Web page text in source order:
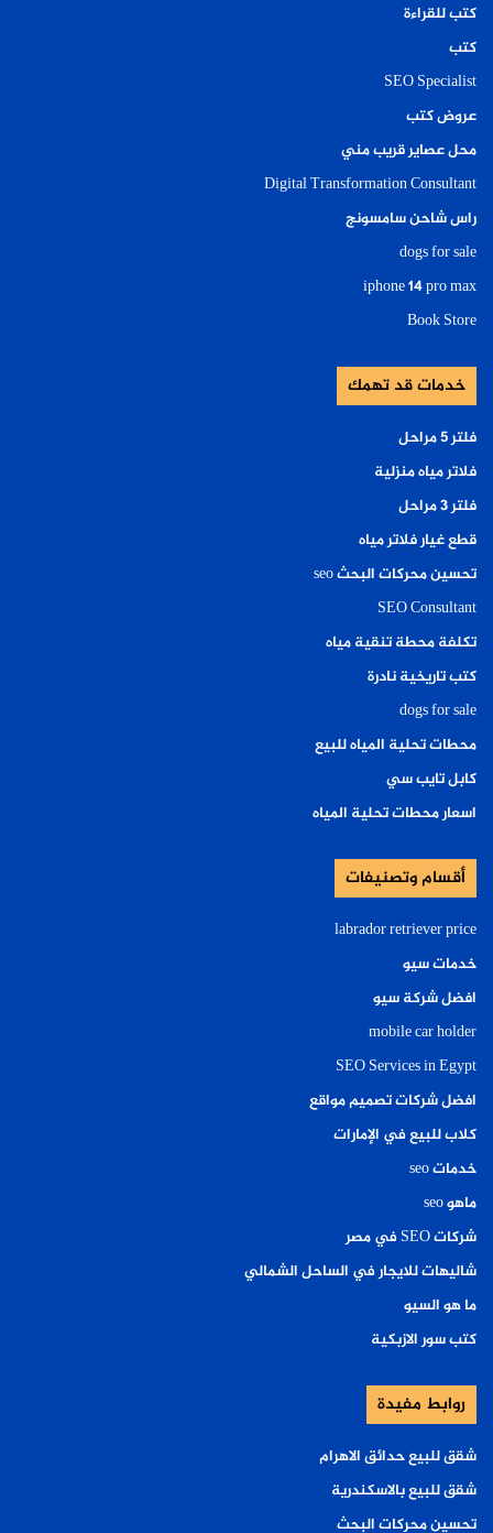
كتب للقراءة
كتب
SEO Specialist
عروض كتب
محل عصاير قريب مني
Digital Transformation Consultant
راس شاحن سامسونج
dogs for sale
iphone 14 pro max
Book Store
خدمات قد تهمك
فلتر ٥ مراحل
فلاتر مياه منزلية
فلتر ٣ مراحل
قطع غيار فلاتر مياه
تحسين محركات البحث seo
SEO Consultant
تكلفة محطة تنقية مياه
كتب تاريخية نادرة
dogs for sale
محطات تحلية المياه للبيع
كابل تايب سي
اسعار محطات تحلية المياه
أقسام وتصنيفات
labrador retriever price
خدمات سيو
افضل شركة سيو
mobile car holder
SEO Services in Egypt
افضل شركات تصميم مواقع
كلاب للبيع في الإمارات
خدمات seo
ماهو seo
شركات SEO في مصر
شاليهات للايجار في الساحل الشمالي
ما هو السيو
كتب سور الازبكية
روابط مفيدة
شقق للبيع حدائق الاهرام
شقق للبيع بالاسكندرية
تحسين محركات البحث